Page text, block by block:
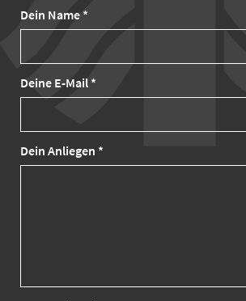
Dein Name *
Deine E-Mail *
Dein Anliegen *